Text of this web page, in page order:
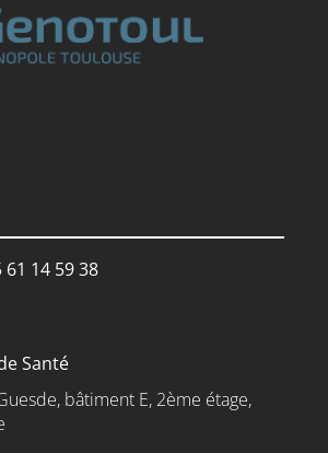
61 14 59 38
Santé
bâtiment E, 2ème étage,